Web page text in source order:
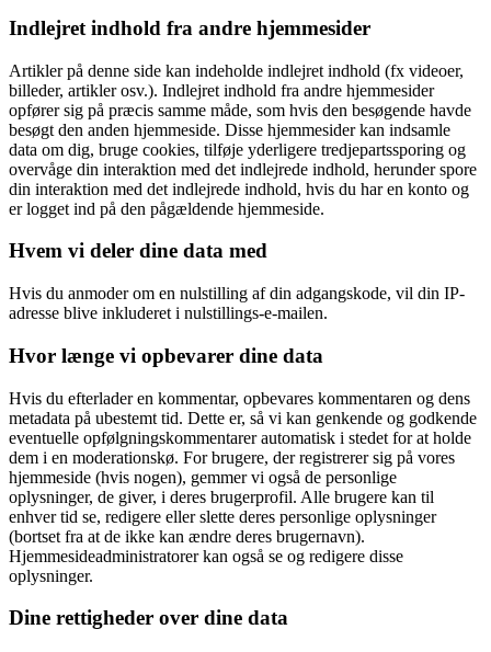
Indlejret indhold fra andre hjemmesider
Artikler på denne side kan indeholde indlejret indhold (fx videoer,
billeder, artikler osv.). Indlejret indhold fra andre hjemmesider
opfører sig på præcis samme måde, som hvis den besøgende havde
besøgt den anden hjemmeside. Disse hjemmesider kan indsamle
data om dig, bruge cookies, tilføje yderligere tredjepartssporing og
overvåge din interaktion med det indlejrede indhold, herunder spore
din interaktion med det indlejrede indhold, hvis du har en konto og
er logget ind på den pågældende hjemmeside.
Hvem vi deler dine data med
Hvis du anmoder om en nulstilling af din adgangskode, vil din IP-
adresse blive inkluderet i nulstillings-e-mailen.
Hvor længe vi opbevarer dine data
Hvis du efterlader en kommentar, opbevares kommentaren og dens
metadata på ubestemt tid. Dette er, så vi kan genkende og godkende
eventuelle opfølgningskommentarer automatisk i stedet for at holde
dem i en moderationskø. For brugere, der registrerer sig på vores
hjemmeside (hvis nogen), gemmer vi også de personlige
oplysninger, de giver, i deres brugerprofil. Alle brugere kan til
enhver tid se, redigere eller slette deres personlige oplysninger
(bortset fra at de ikke kan ændre deres brugernavn).
Hjemmesideadministratorer kan også se og redigere disse
oplysninger.
Dine rettigheder over dine data